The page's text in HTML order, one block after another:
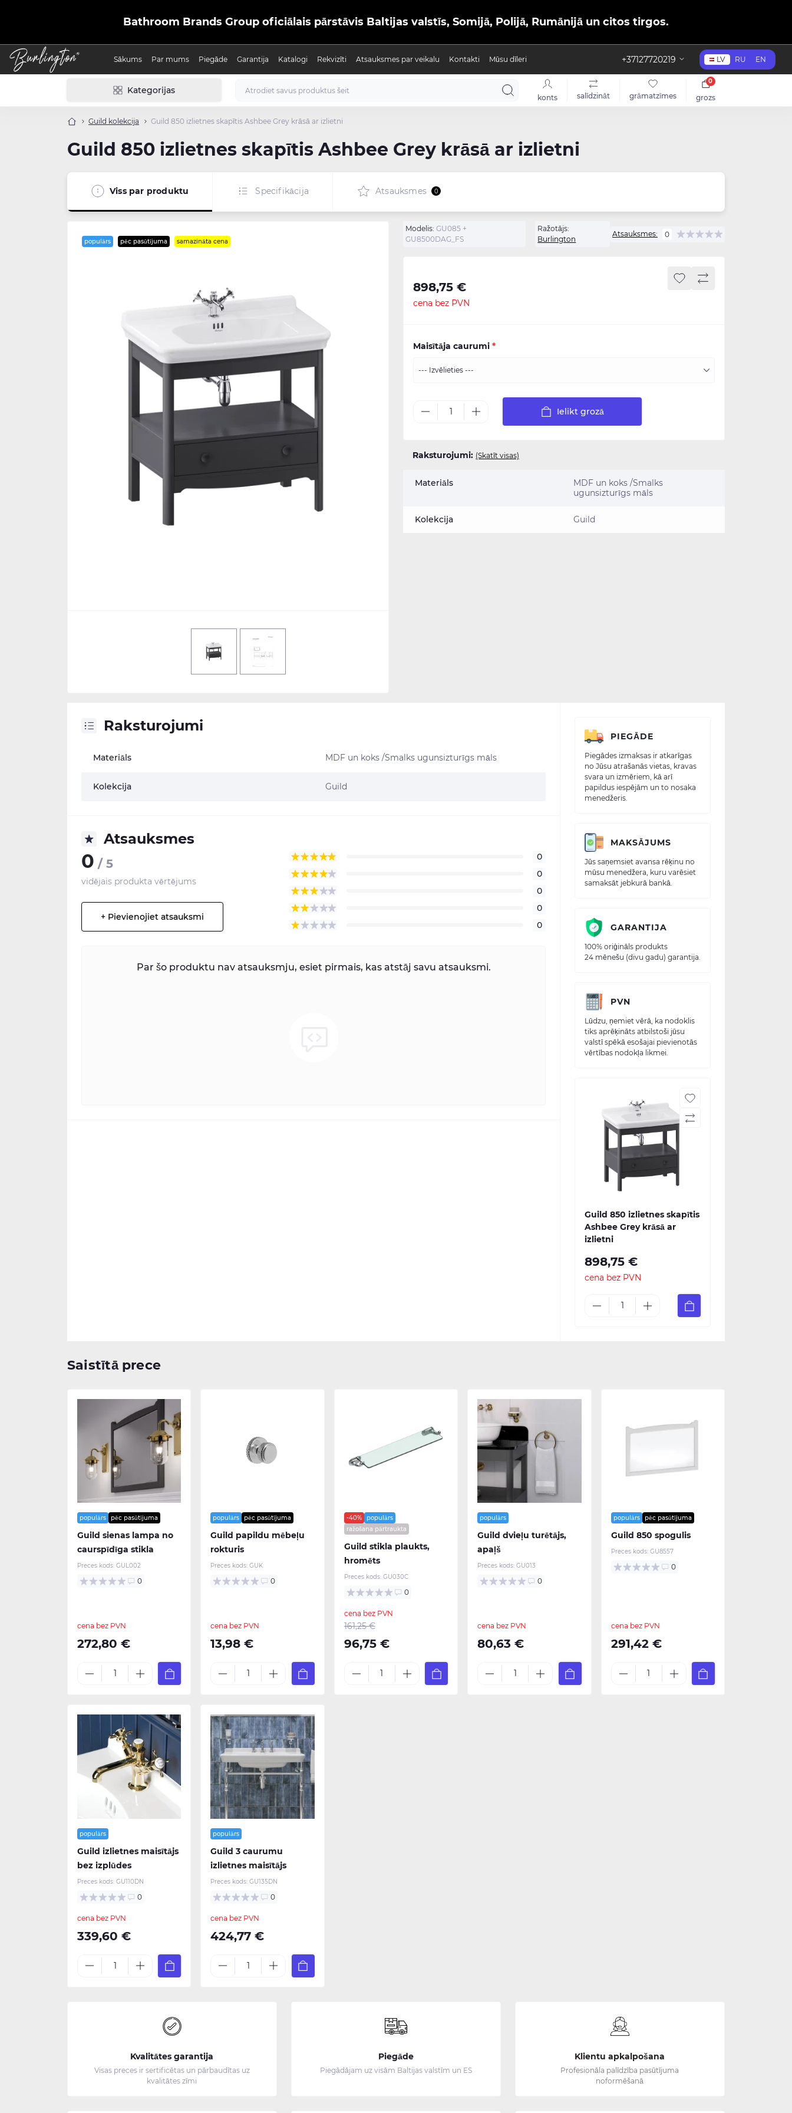
Bathroom Brands Group oficiālais pārstāvis Baltijas valstīs, Somijā, Polijā, Rumānijā un citos tirgos.
Sākums Par mums Piegāde Garantija Katalogi Rekvizīti Atsauksmes par veikalu Kontakti Mūsu dīleri +37127720219 LV RU EN
Kategorijas
konts salīdzināt grāmatzīmes grozs
0
Guild kolekcija Guild 850 izlietnes skapītis Ashbee Grey krāsā ar izlietni
Guild 850 izlietnes skapītis Ashbee Grey krāsā ar izlietni
Viss par produktu Specifikācija Atsauksmes 0
populārs pēc pasūtījuma samazināta cena
Modelis: GU085 +
GU8500DAG_FS
Ražotājs:
Burlington
Atsauksmes: 0
898,75 €
cena bez PVN
Maisītāja caurumi *
Ielikt grozā
Raksturojumi: (Skatīt visas)
Materiāls
MDF un koks /Smalks
ugunsizturīgs māls
Kolekcija Guild
Raksturojumi
Materiāls MDF un koks /Smalks ugunsizturīgs māls
Kolekcija Guild
Atsauksmes
0 / 5
vidējais produkta vērtējums
+ Pievienojiet atsauksmi
0
0
0
0
0
Par šo produktu nav atsauksmju, esiet pirmais, kas atstāj savu atsauksmi.
PIEGĀDE
Piegādes izmaksas ir atkarīgas
no Jūsu atrašanās vietas, kravas
svara un izmēriem, kā arī
papildus iespējām un to nosaka
menedžeris.
MAKSĀJUMS
Jūs saņemsiet avansa rēķinu no
mūsu menedžera, kuru varēsiet
samaksāt jebkurā bankā.
GARANTIJA
100% oriģināls produkts
24 mēnešu (divu gadu) garantija.
PVN
Lūdzu, ņemiet vērā, ka nodoklis
tiks aprēķināts atbilstoši jūsu
valstī spēkā esošajai pievienotās
vērtības nodokļa likmei.
Guild 850 izlietnes skapītis
Ashbee Grey krāsā ar
izlietni
898,75 €
cena bez PVN
Saistītā prece
populārs pēc pasūtījuma
Guild sienas lampa no
caurspīdīga stikla
Preces kods: GUL002
0
cena bez PVN
272,80 €
populārs pēc pasūtījuma
Guild papildu mēbeļu
rokturis
Preces kods:GUK
0
cena bez PVN
13,98 €
-40%
populārs
ražošana pārtraukta
Guild stikla plaukts,
hromēts
Preces kods: GU030C
0
cena bez PVN
161,25 €
96,75 €
populārs
Guild dvieļu turētājs,
apaļš
Preces kods:GU013
0
cena bez PVN
80,63 €
populārs pēc pasūtījuma
Guild 850 spogulis
Preces kods: GU8557
0
cena bez PVN
291,42 €
populārs
Guild izlietnes maisītājs
bez izplūdes
Preces kods: GU110DN
0
cena bez PVN
339,60 €
populārs
Guild 3 caurumu
izlietnes maisītājs
Preces kods:GU135DN
0
cena bez PVN
424,77 €
Kvalitātes garantija
Visas preces ir sertificētas un pārbaudītas uz
kvalitātes zīmi
Piegāde
Piegādājam uz visām Baltijas valstīm un ES
Klientu apkalpošana
Profesionāla palīdzība pasūtījuma
noformēšanā